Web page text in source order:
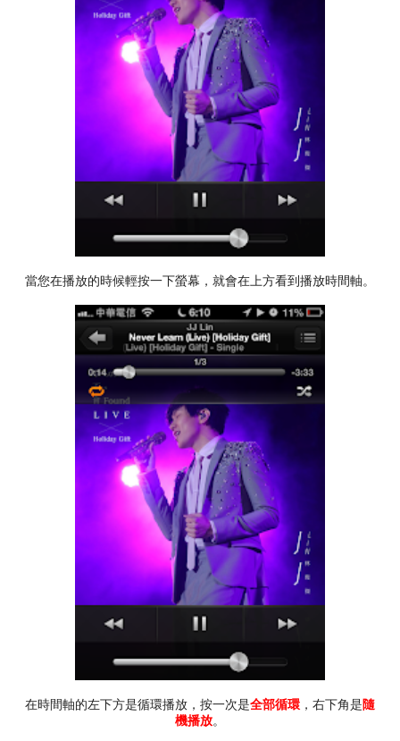
當您在播放的時候輕按一下螢幕，就會在上方看到播放時間軸。
在時間軸的左下方是循環播放，按一次是全部循環 ，右下角是隨
機播放。